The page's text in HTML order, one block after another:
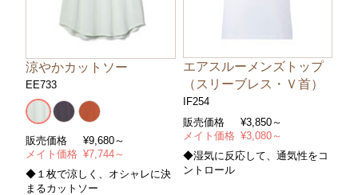
涼やかカットソー
EE733
販売価格 ¥9,680～
メイト価格 ¥7,744～
◆１枚で涼しく、オシャレに決
まるカットソー
エアスルーメンズトップ
（スリーブレス・Ｖ首）
IF254
販売価格
¥3,850～
メイト価格 ¥3,080～
◆湿気に反応して、通気性をコ
ントロール